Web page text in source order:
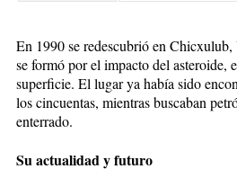
En 1990 se redescubrió en
se formó por el impacto del asteroide,
superficie. El lugar ya había sido
los cincuentas, mientras buscaban
enterrado.
Su actualidad y futuro